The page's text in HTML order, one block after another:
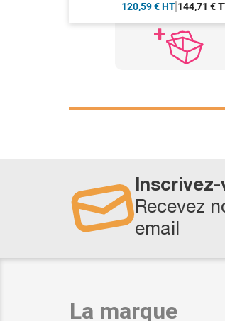
120,59 € HT 144,71 €
Recevez
email